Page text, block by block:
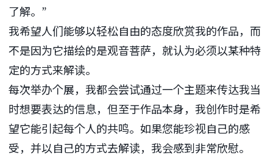
了解。”
我希望人们能够以轻松自由的态度欣赏我的作品，而
不是因为它描绘的是观音菩萨，就认为必须以某种特
定的方式来解读。
每次举办个展，我都会尝试通过一个主题来传达我当
时想要表达的信息，但至于作品本身，我创作时是希
望它能引起每个人的共鸣。如果您能珍视自己的感
受，并以自己的方式去解读，我会感到非常欣慰。